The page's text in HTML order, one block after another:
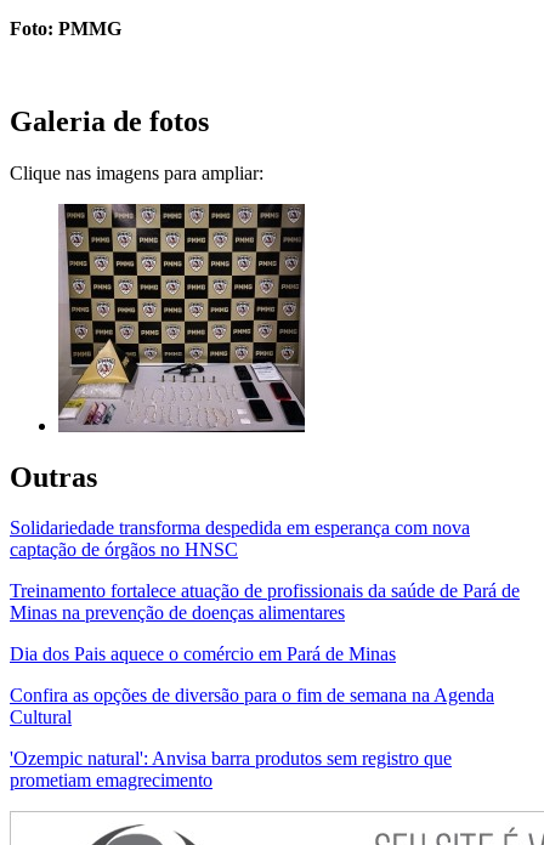
Foto: PMMG
Galeria de fotos
Clique nas imagens para ampliar:
Outras
Solidariedade transforma despedida em esperança com nova
captação de órgãos no HNSC
Treinamento fortalece atuação de profissionais da saúde de Pará de
Minas na prevenção de doenças alimentares
Dia dos Pais aquece o comércio em Pará de Minas
Confira as opções de diversão para o fim de semana na Agenda
Cultural
'Ozempic natural': Anvisa barra produtos sem registro que
prometiam emagrecimento